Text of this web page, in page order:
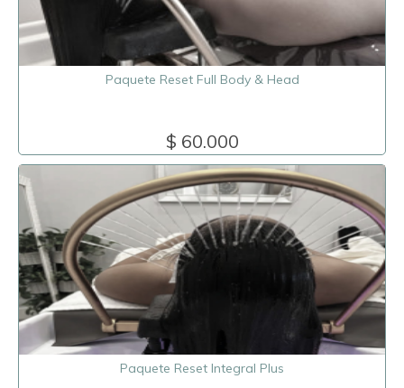
Paquete Reset Full Body & Head
$ 60.000
Paquete Reset Integral Plus